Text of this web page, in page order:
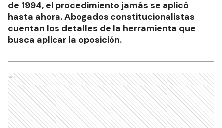
de 1994, el procedimiento jamás se aplicó
hasta ahora. Abogados constitucionalistas
cuentan los detalles de la herramienta que
busca aplicar la oposición.
Ads